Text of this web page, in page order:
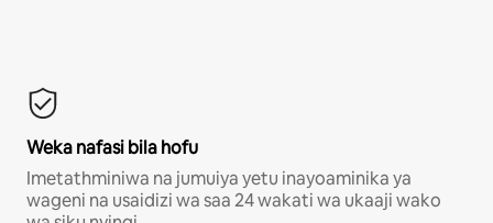
Weka nafasi bila hofu
Imetathminiwa na jumuiya yetu inayoaminika ya
wageni na usaidizi wa saa 24 wakati wa ukaaji wako